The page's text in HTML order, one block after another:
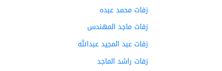
زفات محمد عبده
زفات ماجد المهندس
زفات عبد المجيد عبدالله
زفات راشد الماجد